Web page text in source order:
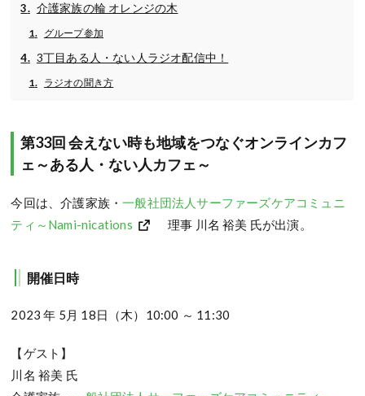
介護家族の輪 オレンジの木
グループ参加
3丁目ある人・ない人ラジオ配信中！
ラジオの聞き方
第33回 会えない時も地域をつなぐオンラインカフ
ェ～ある人・ない人カフェ～
今回は、介護家族・一般社団法人サーファーズケアコミュニ
ティ～Nami-nications
理事 川名 裕美 氏が出演。
開催日時
2023 年 5月 18日（木）10:00 ～ 11:30
【ゲスト】
川名 裕美 氏